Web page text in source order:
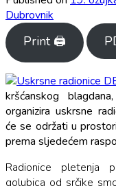
Dubrovnik
Print 🖨
kršćanskog
organizira uskrsne
će se održati u
prema sljedećem
Radionice pletenja
golubica od srčike